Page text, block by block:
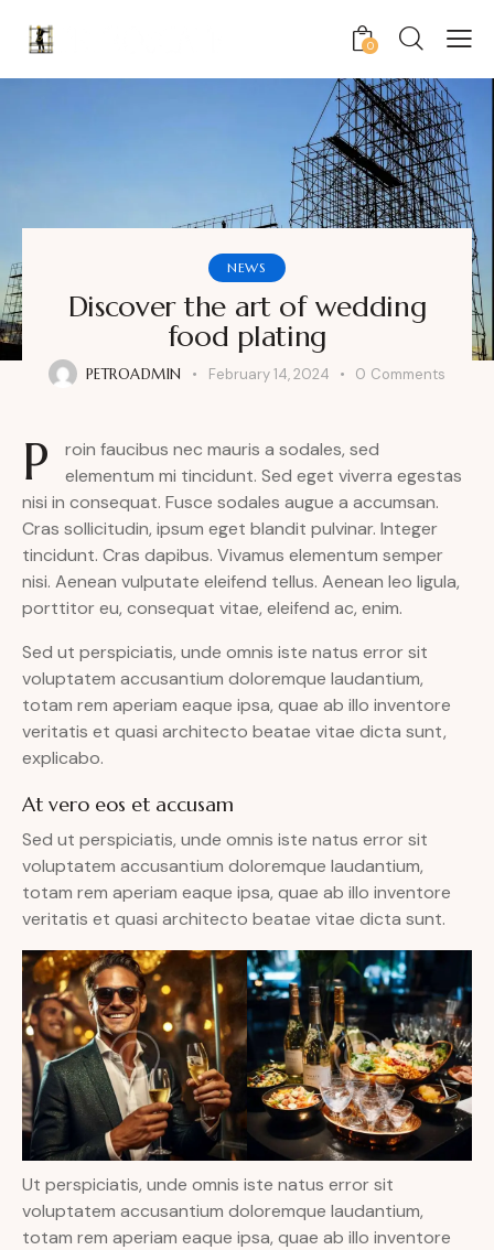
0
NEWS
Discover the art of wedding
food plating
PETROADMIN February 14, 2024 0 Comments
P
roin faucibus nec mauris a sodales, sed
elementum mi tincidunt. Sed eget viverra egestas
nisi in consequat. Fusce sodales augue a accumsan.
Cras sollicitudin, ipsum eget blandit pulvinar. Integer
tincidunt. Cras dapibus. Vivamus elementum semper
nisi. Aenean vulputate eleifend tellus. Aenean leo ligula,
porttitor eu, consequat vitae, eleifend ac, enim.
Sed ut perspiciatis, unde omnis iste natus error sit
voluptatem accusantium doloremque laudantium,
totam rem aperiam eaque ipsa, quae ab illo inventore
veritatis et quasi architecto beatae vitae dicta sunt,
explicabo.
At vero eos et accusam
Sed ut perspiciatis, unde omnis iste natus error sit
voluptatem accusantium doloremque laudantium,
totam rem aperiam eaque ipsa, quae ab illo inventore
veritatis et quasi architecto beatae vitae dicta sunt.
Ut perspiciatis, unde omnis iste natus error sit
voluptatem accusantium doloremque laudantium,
totam rem aperiam eaque ipsa, quae ab illo inventore